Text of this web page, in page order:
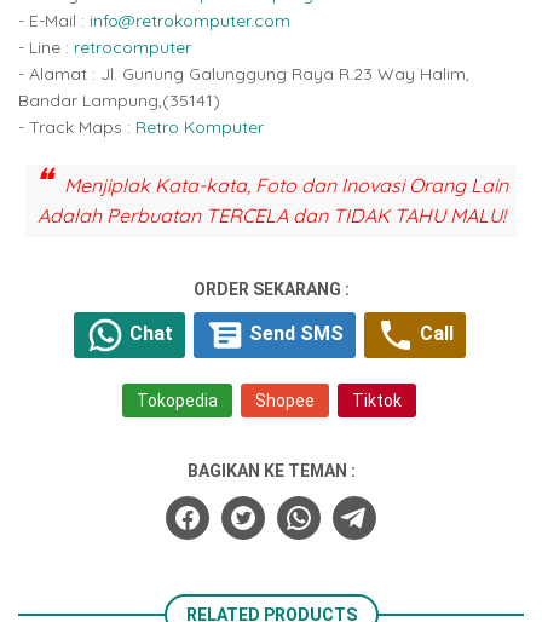
- E-Mail : info@retrokomputer.com
- Line : retrocomputer
- Alamat : Jl. Gunung Galunggung Raya R.23 Way Halim,
Bandar Lampung,(35141)
- Track Maps : Retro Komputer
Menjiplak Kata-kata, Foto dan Inovasi Orang Lain
Adalah Perbuatan TERCELA dan TIDAK TAHU MALU!
ORDER SEKARANG :
Chat Send SMS Call
Tokopedia Shopee Tiktok
BAGIKAN KE TEMAN :
RELATED PRODUCTS